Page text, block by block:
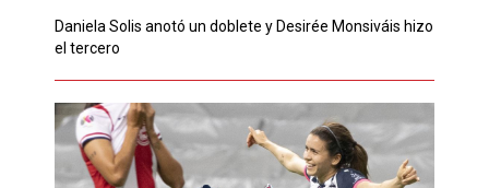
Daniela Solis anotó un doblete y Desirée Monsiváis hizo
el tercero